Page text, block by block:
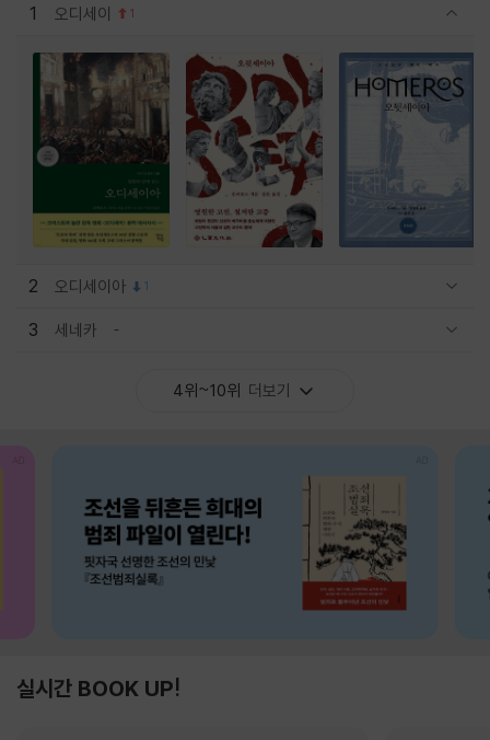
1 오디세이 1
2 오디세이아 1
3 세네카
4위~10위 더보기
실시간 BOOK UP!